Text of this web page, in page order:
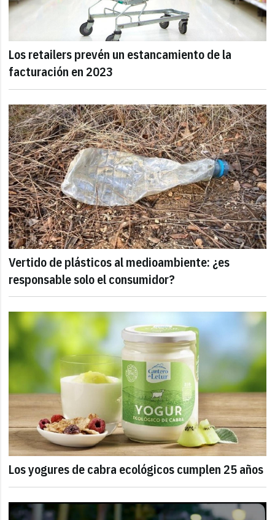
Los retailers prevén un estancamiento de la
facturación en 2023
Vertido de plásticos al medioambiente: ¿es
responsable solo el consumidor?
Los yogures de cabra ecológicos cumplen 25 años